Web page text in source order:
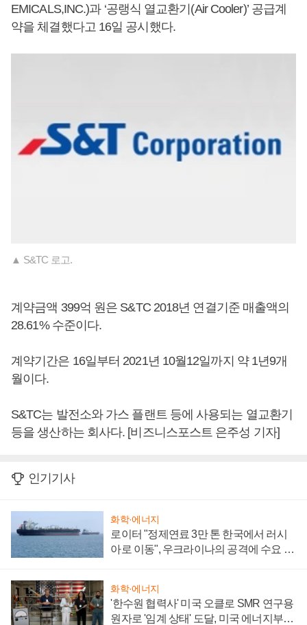
EMICALS,INC.)과 ‘공랭식 열교환기(Air Cooler)’ 공급계
약을 체결했다고 16일 공시했다.
▲ S&TC 로고.
계약금액 399억 원은 S&TC 2018년 연결기준 매출액의
28.61% 수준이다.
계약기간은 16일부터 2021년 10월12일까지 약 1년9개
월이다.
S&TC는 발전소와 가스 플랜트 등에 사용되는 열교환기
등을 생산하는 회사다. [비즈니스포스트 은주성 기자]
인기기사
화학·에너지
로이터 "정제연료 3만 톤 한국에서 러시
아로 이동", 우크라이나의 공격에 수요 늘
화학·에너지
'한수원 협력사' 미국 오클로 SMR 연구용
원자로 '임계 상태' 도달, 미국 에너지부